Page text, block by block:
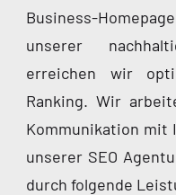
Business-
unserer
erreichen wir
Ranking. Wir
Kommunikation mit
unserer SEO
durch folgende